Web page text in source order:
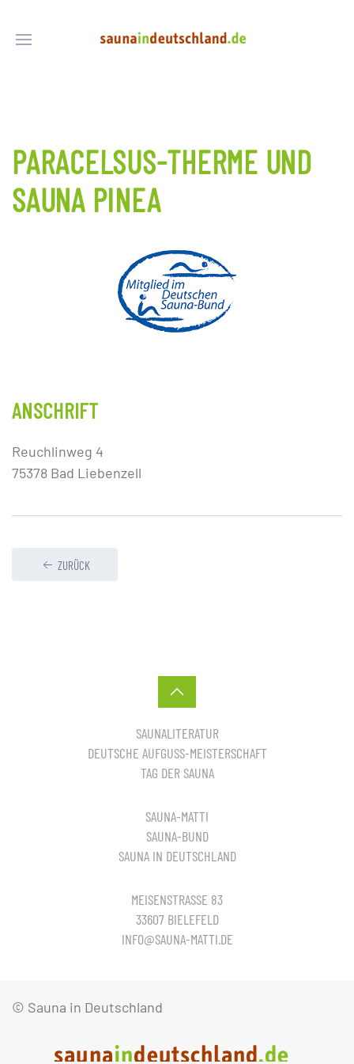
PARACELSUS-THERME UND
SAUNA PINEA
ANSCHRIFT
Reuchlinweg 4
75378 Bad Liebenzell
ZURÜCK
SAUNALITERATUR
DEUTSCHE AUFGUSS-MEISTERSCHAFT
TAG DER SAUNA
SAUNA-MATTI
SAUNA-BUND
SAUNA IN DEUTSCHLAND
MEISENSTRASSE 83
33607 BIELEFELD
INFO@SAUNA-MATTI.DE
© Sauna in Deutschland